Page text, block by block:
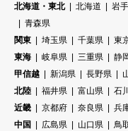
北海道・東北 北海道 岩
青森県
関東
埼玉県 千葉県 東
東海
岐阜県 三重県 静
甲信越
新潟県 長野県
北陸
福井県 富山県
石
近畿
京都府 奈良県 兵
中国
広島県 山口県 鳥